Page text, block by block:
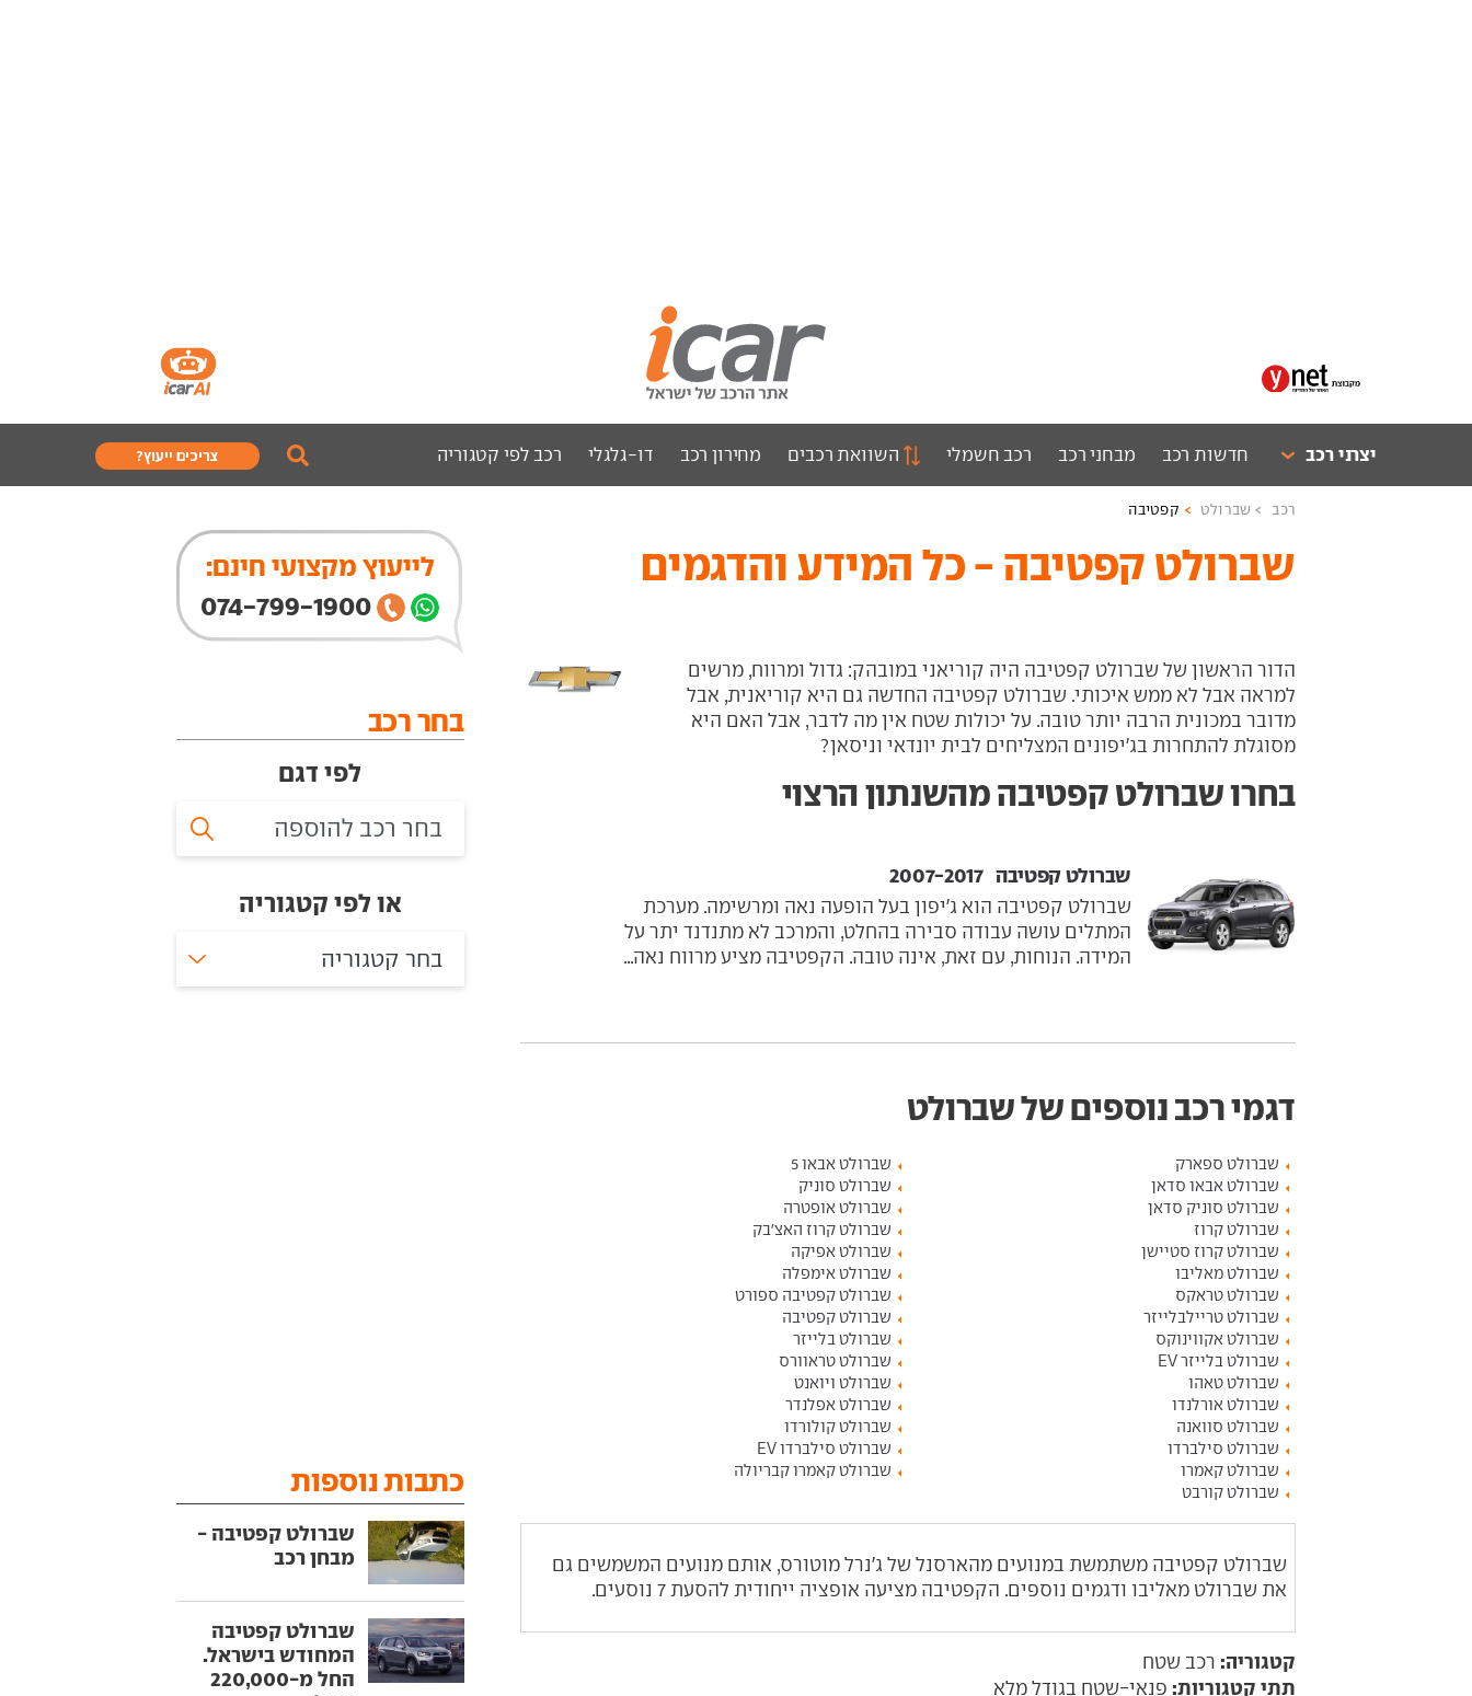
יצרני רכב חדשות רכב מבחני רכב רכב חשמלי השוואת רכבים מחירון רכב דו-גלגלי רכב לפי קטגוריה צריכים ייעוץ?
רכב שברולט קפטיבה
שברולט קפטיבה - כל המידע והדגמים
הדור הראשון של שברולט קפטיבה היה קוריאני במובהק: גדול ומרווח, מרשים
למראה אבל לא ממש איכותי. שברולט קפטיבה החדשה גם היא קוריאנית, אבל
מדובר במכונית הרבה יותר טובה. על יכולות שטח אין מה לדבר, אבל האם היא
מסוגלת להתחרות בג'יפונים המצליחים לבית יונדאי וניסאן?
בחרו שברולט קפטיבה מהשנתון הרצוי
שברולט קפטיבה ‏ 2007-2017
שברולט קפטיבה הוא ג'יפון בעל הופעה נאה ומרשימה. מערכת
המתלים עושה עבודה סבירה בהחלט, והמרכב לא מתנדנד יתר על
המידה. הנוחות, עם זאת, אינה טובה. הקפטיבה מציע מרווח נאה...
דגמי רכב נוספים של שברולט
שברולט ספארק
שברולט אבאו 5
שברולט אבאו סדאן
שברולט סוניק
שברולט סוניק סדאן
שברולט אופטרה
שברולט קרוז
שברולט קרוז האצ'בק
שברולט קרוז סטיישן
שברולט אפיקה
שברולט מאליבו
שברולט אימפלה
שברולט טראקס
שברולט קפטיבה ספורט
שברולט טריילבלייזר
שברולט קפטיבה
שברולט אקווינוקס
שברולט בלייזר
שברולט בלייזר EV
שברולט טראוורס
שברולט טאהו
שברולט ויואנט
שברולט אורלנדו
שברולט אפלנדר
שברולט סוואנה
שברולט קולורדו
שברולט סילברדו
שברולט סילברדו EV
שברולט קאמרו
שברולט קאמרו קבריולה
שברולט קורבט
שברולט קפטיבה משתמשת במנועים מהארסנל של ג'נרל מוטורס, אותם מנועים המשמשים גם
את שברולט מאליבו ודגמים נוספים. הקפטיבה מציעה אופציה ייחודית להסעת 7 נוסעים.
קטגוריה: רכב שטח
תתי קטגוריות: פנאי-שטח בגודל מלא
לייעוץ מקצועי חינם:
074-799-1900
בחר רכב
לפי דגם
או לפי קטגוריה
בחר קטגוריה
כתבות נוספות
שברולט קפטיבה -
מבחן רכב
שברולט קפטיבה
המחודש בישראל.
החל מ-220,000